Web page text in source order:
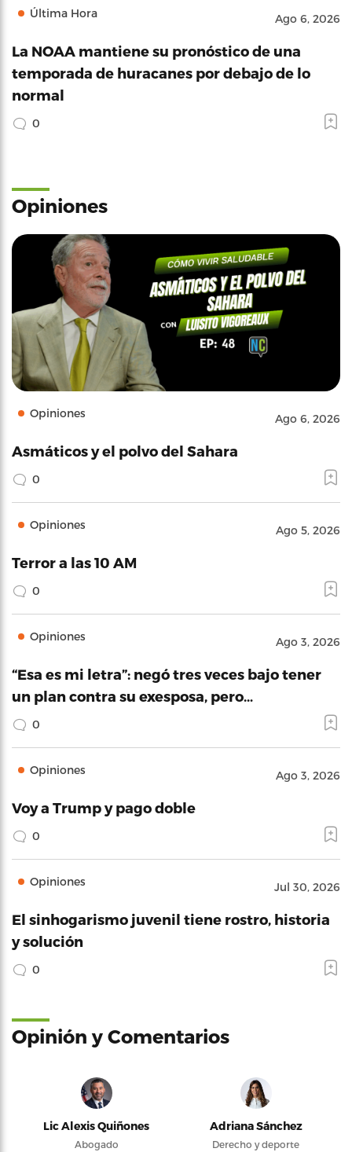
Última Hora Ago 6, 2026
La NOAA mantiene su pronóstico de una
temporada de huracanes por debajo de lo
normal
0
Opiniones
Opiniones Ago 6, 2026
Asmáticos y el polvo del Sahara
0
Opiniones Ago 5, 2026
Terror a las 10 AM
0
Opiniones Ago 3, 2026
“Esa es mi letra”: negó tres veces bajo tener
un plan contra su exesposa, pero…
0
Opiniones Ago 3, 2026
Voy a Trump y pago doble
0
Opiniones Jul 30, 2026
El sinhogarismo juvenil tiene rostro, historia
y solución
0
Opinión y Comentarios
Lic Alexis Quiñones
Abogado
Adriana Sánchez
Derecho y deporte